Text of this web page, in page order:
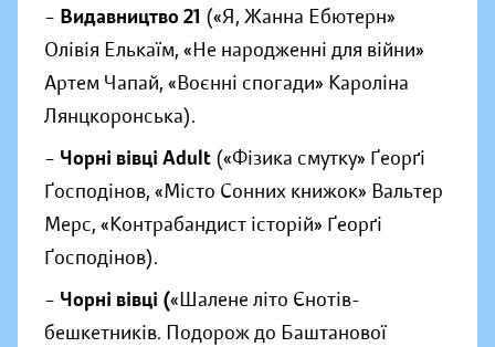
– Видавництво 21 («Я, Жанна Ебютерн»
Олівія Елькаїм, «Не народженні для війни»
Артем Чапай, «Воєнні спогади» Кароліна
Лянцкоронська).
– Чорні вівці Adult («Фізика смутку» Ґеорґі
Ґосподінов, «Місто Сонних книжок» Вальтер
Мерс, «Контрабандист історій» Ґеорґі
Ґосподінов).
– Чорні вівці («Шалене літо Єнотів-
бешкетників. Подорож до Баштанової